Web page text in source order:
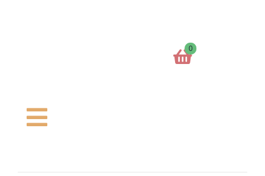
0
Toggle